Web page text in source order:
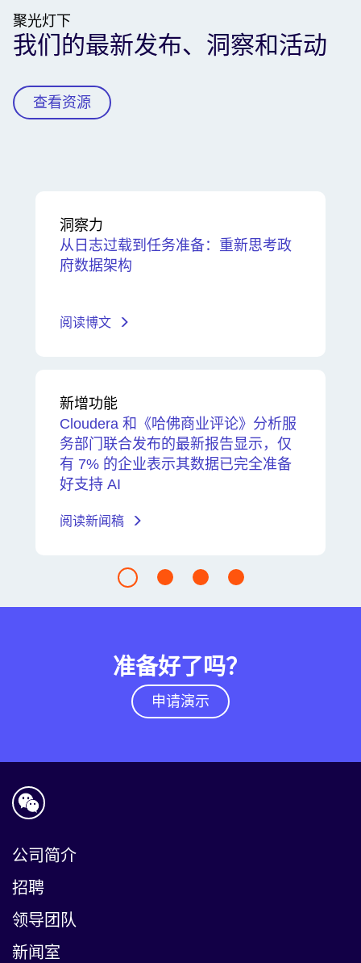
聚光灯下
我们的最新发布、洞察和活动
查看资源
洞察力
从日志过载到任务准备：重新思考政
府数据架构
阅读博文
新增功能
Cloudera 和《哈佛商业评论》分析服
务部门联合发布的最新报告显示，仅
有 7% 的企业表示其数据已完全准备
好支持 AI
阅读新闻稿
准备好了吗？
申请演示
公司简介
招聘
领导团队
新闻室